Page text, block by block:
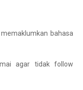
bahasa
agar tidak follow